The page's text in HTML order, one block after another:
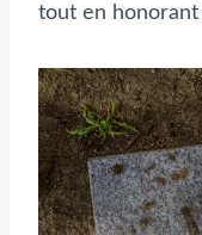
tout en honorant